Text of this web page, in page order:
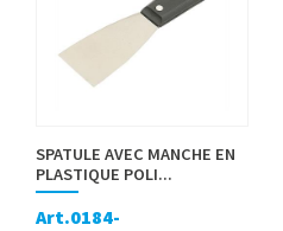
SPATULE AVEC MANCHE EN
PLASTIQUE POLI...
Art.0184-